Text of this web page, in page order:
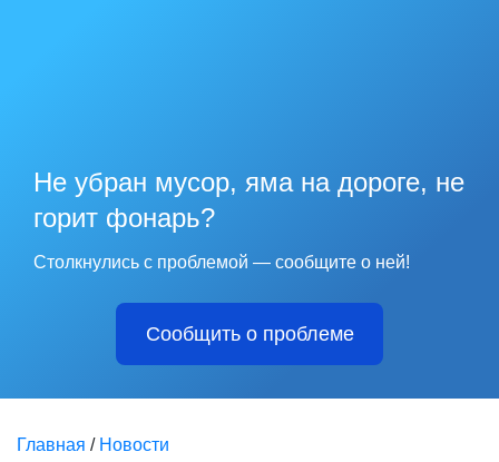
Не убран мусор, яма на дороге, не
горит фонарь?
Столкнулись с проблемой — сообщите о ней!
Сообщить о проблеме
Главная / Новости